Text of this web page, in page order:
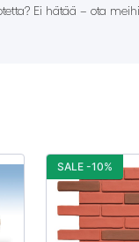
Ei hätää – ota
SALE -10%